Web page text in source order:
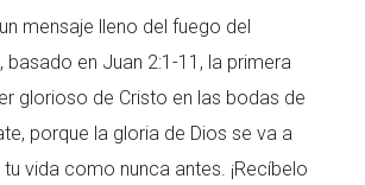
mensaje lleno del fuego del
basado en Juan 2:1-11, la primera
glorioso de Cristo en las bodas de
porque la gloria de Dios se va a
vida como nunca antes. ¡Recíbelo